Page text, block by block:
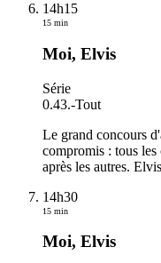
14h15
15 min
Moi, Elvis
Série
0.43.-Tout
Le grand concours
compromis : tous les
après les autres.
14h30
15 min
Moi, Elvis